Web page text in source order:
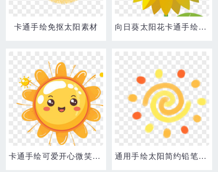
卡通手绘免抠太阳素材 向日葵太阳花卡通手绘花黄色
卡通手绘可爱开心微笑的太阳拟人表情免抠元素 通用手绘太阳简约铅笔可爱小元素